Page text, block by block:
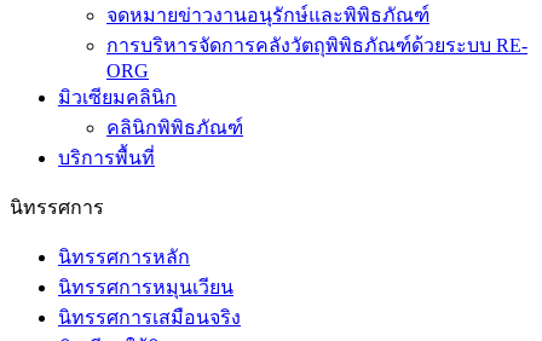
การบริหารจัดการคลังวัตถุพิพิธภัณฑ์ด้วยระบบ RE-
ORG
มิวเซียมคลินิก
คลินิกพิพิธภัณฑ์
บริการพื้นที่
นิทรรศการหมุนเวียน
นิทรรศการเสมือนจริง
มิวเซียมใต้ดิน